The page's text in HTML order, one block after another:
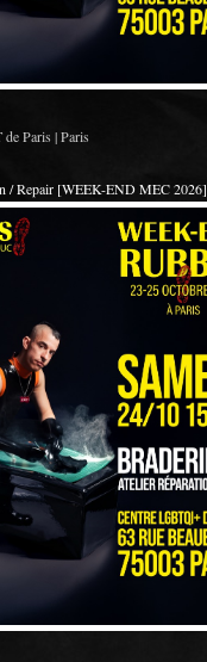
Paris | Paris
/ Repair [WEEK-END MEC 2026]